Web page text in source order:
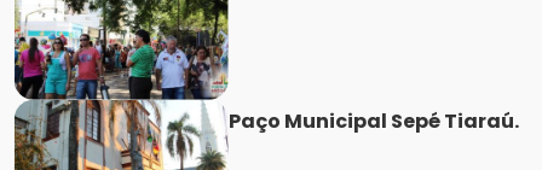
Paço Municipal Sepé Tiaraú.